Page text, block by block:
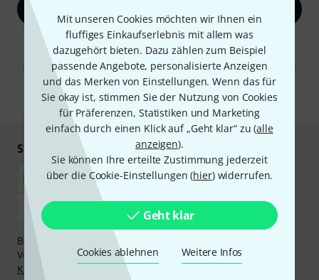
Mit unseren Cookies möchten wir Ihnen ein
fluffiges Einkaufserlebnis mit allem was
dazugehört bieten. Dazu zählen zum Beispiel
passende Angebote, personalisierte Anzeigen
und das Merken von Einstellungen. Wenn das für
Sie okay ist, stimmen Sie der Nutzung von Cookies
für Präferenzen, Statistiken und Marketing
einfach durch einen Klick auf „Geht klar“ zu (alle
anzeigen).
Sie können Ihre erteilte Zustimmung jederzeit
über die Cookie-Einstellungen (hier) widerrufen.
Geht klar
Cookies ablehnen Weitere Infos
Mit Klick auf „Jetzt anmelden“ stimmen Sie dem Erhalt von E-Mail-
Werbung und einer Messung des E-Mail-Nutzungsverhaltens zu. Die
Abmeldung ist jederzeit möglich. Weitere Informationen finden Sie in
unserenDatenschutzhinweisen.
* Pflichtfeld
Sicher einkaufen & bezahlen
Bezahlen Sie vertraulich und sicher per Nachnahme,
Vorkasse, PayPal, Amazon Pay,
Klarna Sofort bezahlen
Klarna Ratenzahlung
oder Kreditkarte.